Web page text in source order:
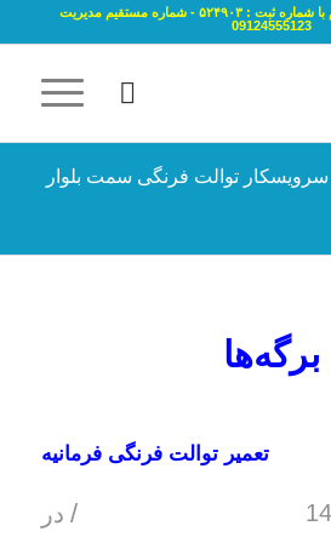
شرکت پگاه تهران پارسه جام با شماره ثبت : ۵۲۴۹۰۳ - شماره مستقیم مدیریت
09124555123
توالت فرنگی سمت بلوار
برگه‌ها
تعمیر توالت فرنگی فرمانیه
/ در